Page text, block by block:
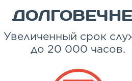
Увеличенный срок
до 20 000 часов.